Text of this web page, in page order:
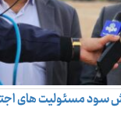
سود مسئولیت های